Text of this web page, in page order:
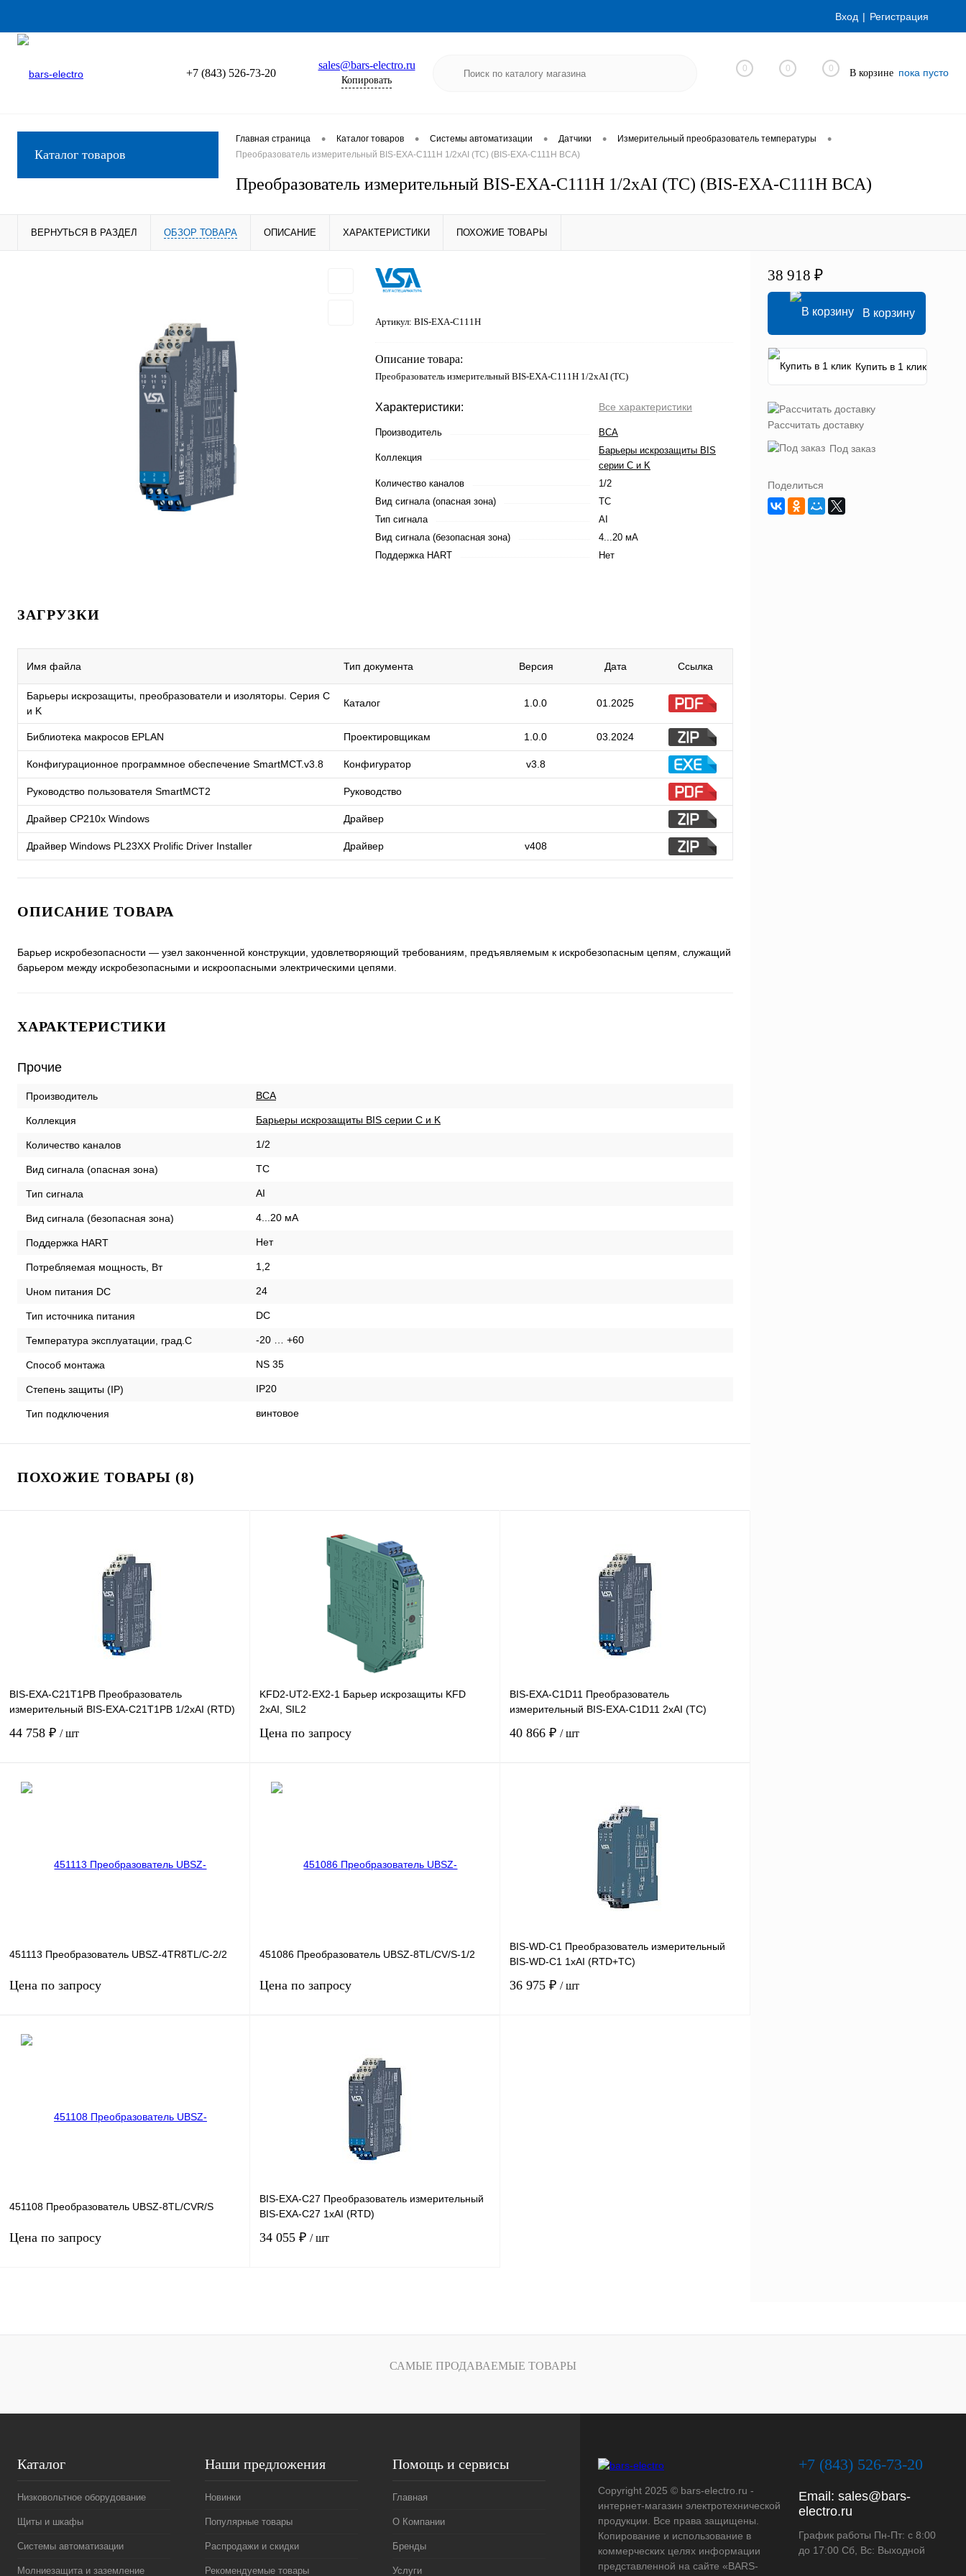
Вход Регистрация
+7 (843) 526-73-20
sales@bars-electro.ru
Копировать
0 0 0 В корзине пока пусто
Каталог товаров
Главная страница • Каталог товаров • Системы автоматизации • Датчики • Измерительный преобразователь температуры •
Преобразователь измерительный BIS-EXA-C111H 1/2хAI (TC) (BIS-EXA-C111H ВСА)
Преобразователь измерительный BIS-EXA-C111H 1/2хAI (TC) (BIS-EXA-C111H ВСА)
ВЕРНУТЬСЯ В РАЗДЕЛ ОБЗОР ТОВАРА ОПИСАНИЕ ХАРАКТЕРИСТИКИ ПОХОЖИЕ ТОВАРЫ
Артикул: BIS-EXA-C111H
Описание товара:
Преобразователь измерительный BIS-EXA-C111H 1/2хAI (TC)
Характеристики: Все характеристики
Производитель ВСА
Коллекция
Барьеры искрозащиты BIS
серии С и K
Количество каналов
1/2
Вид сигнала (опасная зона)
TC
Тип сигнала
AI
Вид сигнала (безопасная зона)
4...20 мА
Поддержка HART
Нет
ЗАГРУЗКИ
Имя файла Тип документа Версия Дата Ссылка
Барьеры искрозащиты, преобразователи и изоляторы. Серия C
и K
Каталог 1.0.0 01.2025
Библиотека макросов EPLAN Проектировщикам 1.0.0 03.2024
Конфигурационное программное обеспечение SmartMCT.v3.8 Конфигуратор v3.8
Руководство пользователя SmartMCT2 Руководство
Драйвер CP210x Windows Драйвер
Драйвер Windows PL23XX Prolific Driver Installer Драйвер v408
ОПИСАНИЕ ТОВАРА
Барьер искробезопасности — узел законченной конструкции, удовлетворяющий требованиям, предъявляемым к искробезопасным цепям, служащий
барьером между искробезопасными и искроопасными электрическими цепями.
ХАРАКТЕРИСТИКИ
Прочие
Производитель ВСА
Коллекция Барьеры искрозащиты BIS серии С и K
Количество каналов 1/2
Вид сигнала (опасная зона) TC
Тип сигнала AI
Вид сигнала (безопасная зона) 4...20 мА
Поддержка HART Нет
Потребляемая мощность, Вт 1,2
Uном питания DC 24
Тип источника питания DC
Температура эксплуатации, град.С -20 … +60
Способ монтажа NS 35
Степень защиты (IP) IP20
Тип подключения винтовое
ПОХОЖИЕ ТОВАРЫ (8)
BIS-EXA-C21T1PB Преобразователь
измерительный BIS-EXA-C21T1PB 1/2хAI (RTD)
44 758 ₽ / шт
KFD2-UT2-EX2-1 Барьер искрозащиты KFD
2хAI, SIL2
Цена по запросу
BIS-EXA-C1D11 Преобразователь
измерительный BIS-EXA-C1D11 2хAI (TC)
40 866 ₽ / шт
Сравнение
Под заказ
451113 Преобразователь UBSZ‐4TR8TL/C‐2/2
Цена по запросу
451086 Преобразователь UBSZ‐8TL/CV/S‐1/2
Цена по запросу
Сравнение
Под заказ
BIS-WD-C1 Преобразователь измерительный
BIS-WD-C1 1хAI (RTD+TC)
36 975 ₽ / шт
451108 Преобразователь UBSZ‐8TL/CVR/S
Цена по запросу
Купить в 1 клик Сравнение
BIS-EXA-C27 Преобразователь измерительный
BIS-EXA-C27 1хAI (RTD)
34 055 ₽ / шт
Купить в 1 клик Сравнение
38 918 ₽
В корзину
Купить в 1 клик
Рассчитать доставку
Под заказ
Поделиться
САМЫЕ ПРОДАВАЕМЫЕ ТОВАРЫ
Каталог
Низковольтное оборудование
Щиты и шкафы
Системы автоматизации
Молниезащита и заземление
Наши предложения
Новинки
Популярные товары
Распродажи и скидки
Рекомендуемые товары
Помощь и сервисы
Главная
О Компании
Бренды
Услуги
Copyright 2025 © bars-electro.ru -
интернет-магазин электротехнической
продукции. Все права защищены.
Копирование и использование в
коммерческих целях информации
представленной на сайте «BARS-
+7 (843) 526-73-20
Email: sales@bars-
electro.ru
График работы Пн-Пт: с 8:00
до 17:00 Сб, Вс: Выходной